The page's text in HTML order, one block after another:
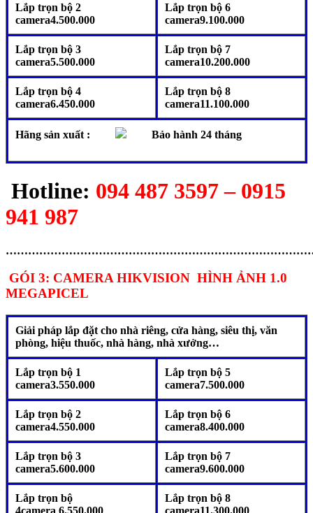
Lắp trọn bộ 2
camera4.500.000
Lắp trọn bộ 6
camera9.100.000
Lắp trọn bộ 3
camera5.500.000
Lắp trọn bộ 7
camera10.200.000
Lắp trọn bộ 4
camera6.450.000
Lắp trọn bộ 8
camera11.100.000
Hãng sản xuất : Bảo hành 24 tháng
Hotline: 094 487 3597 – 0915
941 987
GÓI 3: CAMERA HIKVISION HÌNH ẢNH 1.0
MEGAPICEL
Giải pháp lắp đặt cho nhà riêng, cửa hàng, siêu thị, văn
phòng, hiệu thuốc, nhà hàng, nhà xưởng…
Lắp trọn bộ 1
camera3.550.000
Lắp trọn bộ 5
camera7.500.000
Lắp trọn bộ 2
camera4.550.000
Lắp trọn bộ 6
camera8.400.000
Lắp trọn bộ 3
camera5.600.000
Lắp trọn bộ 7
camera9.600.000
Lắp trọn bộ
4camera 6.550.000
Lắp trọn bộ 8
camera11.300.000